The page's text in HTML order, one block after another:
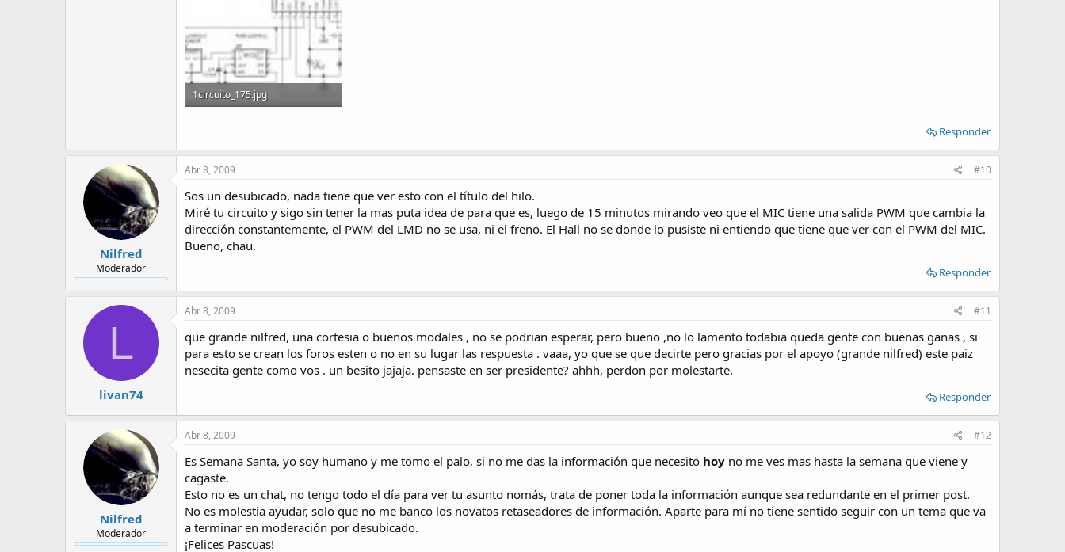
1circuito_175.jpg
Responder
Nilfred
Moderador
Abr 8, 2009 #10
Sos un desubicado, nada tiene que ver esto con el título del hilo.
Miré tu circuito y sigo sin tener la mas puta idea de para que es, luego de 15 minutos mirando veo que el MIC tiene una salida PWM que cambia la
dirección constantemente, el PWM del LMD no se usa, ni el freno. El Hall no se donde lo pusiste ni entiendo que tiene que ver con el PWM del MIC.
Bueno, chau.
Responder
L
livan74
Abr 8, 2009 #11
que grande nilfred, una cortesia o buenos modales , no se podrian esperar, pero bueno ,no lo lamento todabia queda gente con buenas ganas , si
para esto se crean los foros esten o no en su lugar las respuesta . vaaa, yo que se que decirte pero gracias por el apoyo (grande nilfred) este paiz
nesecita gente como vos . un besito jajaja. pensaste en ser presidente? ahhh, perdon por molestarte.
Responder
Nilfred
Moderador
Abr 8, 2009 #12
Es Semana Santa, yo soy humano y me tomo el palo, si no me das la información que necesito hoy no me ves mas hasta la semana que viene y
cagaste.
Esto no es un chat, no tengo todo el día para ver tu asunto nomás, trata de poner toda la información aunque sea redundante en el primer post.
No es molestia ayudar, solo que no me banco los novatos retaseadores de información. Aparte para mí no tiene sentido seguir con un tema que va
a terminar en moderación por desubicado.
¡Felices Pascuas!